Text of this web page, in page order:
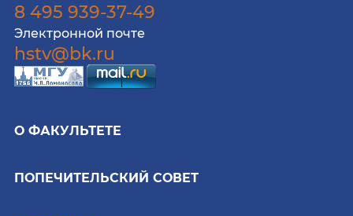
8 495 939-37-49
Электронной почте
hstv@bk.ru
О ФАКУЛЬТЕТЕ
ПОПЕЧИТЕЛЬСКИЙ СОВЕТ